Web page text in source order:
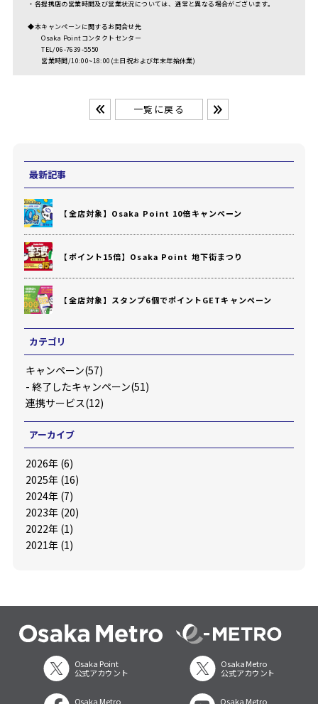
・各提携店の営業時間及び営業状況については、通常と異なる場合がございます。
◆本キャンペーンに関するお問合せ先
Osaka Pointコンタクトセンター
TEL/06-7639-5550
営業時間/10:00~18:00(土日祝および年末年始休業)
一覧に戻る
最新記事
【全店対象】Osaka Point 10倍キャンペーン
【ポイント15倍】Osaka Point 地下街まつり
【全店対象】スタンプ6個でポイントGETキャンペーン
カテゴリ
キャンペーン(57)
-終了したキャンペーン(51)
連携サービス(12)
アーカイブ
2026年 (6)
2025年 (16)
2024年 (7)
2023年 (20)
2022年 (1)
2021年 (1)
Osaka Point
公式アカウント
Osaka Metro
公式アカウント
Osaka Metro Osaka Metro